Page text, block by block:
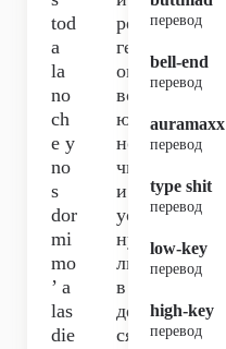
tod
a
la
no
ch
e y
no
s
dor
mi
mo
’ a
las
die
рег
гет
он
вс
ю
но
чи
и
ус
ну
ли
в
де
сят
перевод
bell-end
перевод
auramaxx
перевод
type shit
перевод
low-key
перевод
high-key
перевод